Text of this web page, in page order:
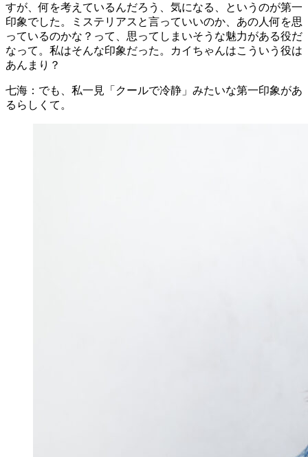
すが、何を考えているんだろう、気になる、というのが第一
印象でした。ミステリアスと言っていいのか、あの人何を思
っているのかな？って、思ってしまいそうな魅力がある役だ
なって。私はそんな印象だった。カイちゃんはこういう役は
あんまり？
七海：でも、私一見「クールで冷静」みたいな第一印象があ
るらしくて。